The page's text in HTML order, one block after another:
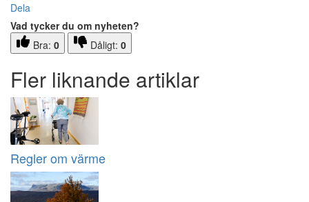
Dela
Vad tycker du om nyheten?
Bra: 0 Dåligt: 0
Fler liknande artiklar
Regler om värme